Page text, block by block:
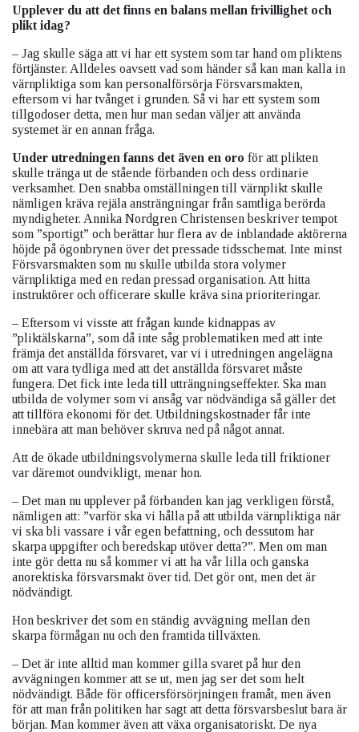
Upplever du att det finns en balans mellan frivillighet och
plikt idag?
– Jag skulle säga att vi har ett system som tar hand om pliktens
förtjänster. Alldeles oavsett vad som händer så kan man kalla in
värnpliktiga som kan personalförsörja Försvarsmakten,
eftersom vi har tvånget i grunden. Så vi har ett system som
tillgodoser detta, men hur man sedan väljer att använda
systemet är en annan fråga.
Under utredningen fanns det även en oro för att plikten
skulle tränga ut de stående förbanden och dess ordinarie
verksamhet. Den snabba omställningen till värnplikt skulle
nämligen kräva rejäla ansträngningar från samtliga berörda
myndigheter. Annika Nordgren Christensen beskriver tempot
som ”sportigt” och berättar hur flera av de inblandade aktörerna
höjde på ögonbrynen över det pressade tidsschemat. Inte minst
Försvarsmakten som nu skulle utbilda stora volymer
värnpliktiga med en redan pressad organisation. Att hitta
instruktörer och officerare skulle kräva sina prioriteringar.
– Eftersom vi visste att frågan kunde kidnappas av
”pliktälskarna”, som då inte såg problematiken med att inte
främja det anställda försvaret, var vi i utredningen angelägna
om att vara tydliga med att det anställda försvaret måste
fungera. Det fick inte leda till utträngningseffekter. Ska man
utbilda de volymer som vi ansåg var nödvändiga så gäller det
att tillföra ekonomi för det. Utbildningskostnader får inte
innebära att man behöver skruva ned på något annat.
Att de ökade utbildningsvolymerna skulle leda till friktioner
var däremot oundvikligt, menar hon.
– Det man nu upplever på förbanden kan jag verkligen förstå,
nämligen att: ”varför ska vi hålla på att utbilda värnpliktiga när
vi ska bli vassare i vår egen befattning, och dessutom har
skarpa uppgifter och beredskap utöver detta?”. Men om man
inte gör detta nu så kommer vi att ha vår lilla och ganska
anorektiska försvarsmakt över tid. Det gör ont, men det är
nödvändigt.
Hon beskriver det som en ständig avvägning mellan den
skarpa förmågan nu och den framtida tillväxten.
– Det är inte alltid man kommer gilla svaret på hur den
avvägningen kommer att se ut, men jag ser det som helt
nödvändigt. Både för officersförsörjningen framåt, men även
för att man från politiken har sagt att detta försvarsbeslut bara är
början. Man kommer även att växa organisatoriskt. De nya